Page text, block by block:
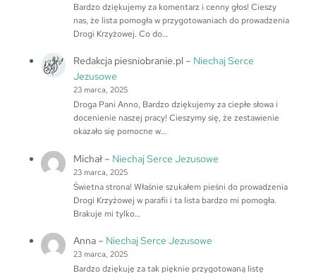
Bardzo dziękujemy za komentarz i cenny głos! Cieszy
nas, że lista pomogła w przygotowaniach do prowadzenia
Drogi Krzyżowej. Co do…
Redakcja piesniobranie.pl – Niechaj Serce
Jezusowe
23 marca, 2025
Droga Pani Anno, Bardzo dziękujemy za ciepłe słowa i
docenienie naszej pracy! Cieszymy się, że zestawienie
okazało się pomocne w…
Michał– Niechaj Serce Jezusowe
23 marca, 2025
Świetna strona! Właśnie szukałem pieśni do prowadzenia
Drogi Krzyżowej w parafii i ta lista bardzo mi pomogła.
Brakuje mi tylko…
Anna– Niechaj Serce Jezusowe
23 marca, 2025
Bardzo dziękuję za tak pięknie przygotowaną listę